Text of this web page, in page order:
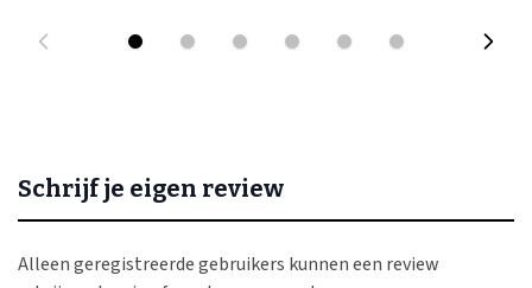
Schrijf je eigen review
Alleen geregistreerde gebruikers kunnen een review